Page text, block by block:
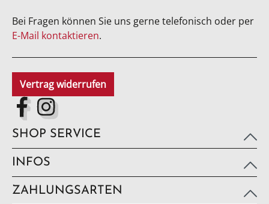
Bei Fragen können Sie uns gerne telefonisch oder per
E-Mail kontaktieren.
Vertrag widerrufen
SHOP SERVICE
INFOS
ZAHLUNGSARTEN